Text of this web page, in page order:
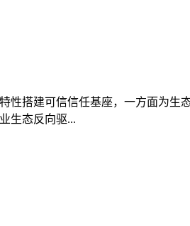
搭建可信信任基座，一方面为生
生态反向驱...